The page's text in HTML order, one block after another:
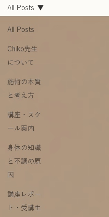
All Posts
Chiko先生
について
施術の本質
と考え方
講座・スク
ール案内
身体の知識
と不調の原
因
講座レポー
ト・受講生
All Posts